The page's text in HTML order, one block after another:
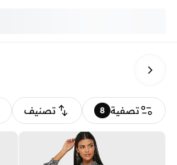
تصفية 8 تصنيف